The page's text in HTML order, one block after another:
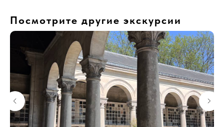
Посмотрите другие экскурсии